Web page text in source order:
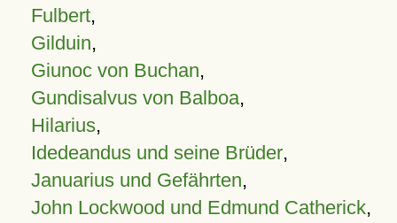
Fulbert,
Gilduin,
Giunoc von Buchan,
Gundisalvus von Balboa,
Hilarius,
Idedeandus und seine Brüder,
Januarius und Gefährten,
John Lockwood und Edmund Catherick,